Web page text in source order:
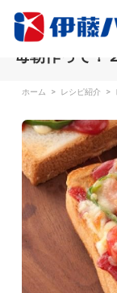
毎朝作って！
ホーム > レシピ紹介 >